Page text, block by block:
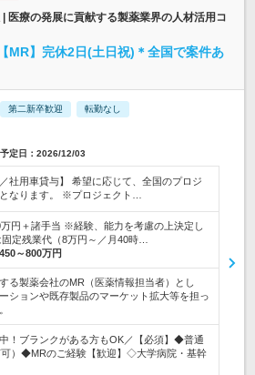
医療の発展に貢献する製薬業界の人材活用コ
MR】完休2日(土日祝)＊全国で案件あ
第二新卒歓迎 転勤なし
定日：2026/12/03
社用車貸与】 希望に応じて、全国のプロジ
なります。 ※プロジェクト…
万円＋諸手当 ※経験、能力を考慮の上決定し
定残業代（8万円～／月40時…
450～800万円
る製薬会社のMR（医薬情報担当者）とし
ションや既存製品のマーケット拡大等を担っ
！ブランクがある方もOK／【必須】◆普通
可）◆MRのご経験【歓迎】◇大学病院・基幹